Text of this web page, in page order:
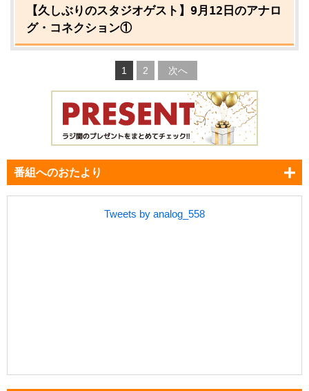
【久しぶりのスタジオゲスト】9月12日のアナロ
グ・コネクション①
1 2 次へ
番組へのおたより
Tweets by analog_558